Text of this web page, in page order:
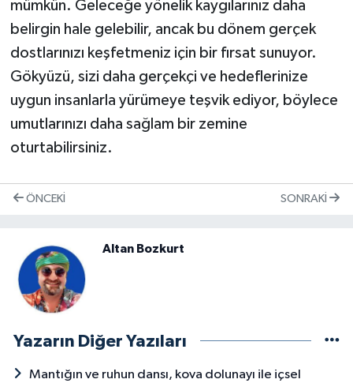
mümkün. Geleceğe yönelik kaygılarınız daha
belirgin hale gelebilir, ancak bu dönem gerçek
dostlarınızı keşfetmeniz için bir fırsat sunuyor.
Gökyüzü, sizi daha gerçekçi ve hedeflerinize
uygun insanlarla yürümeye teşvik ediyor, böylece
umutlarınızı daha sağlam bir zemine
oturtabilirsiniz.
ÖNCEKI SONRAKI
Altan Bozkurt
Yazarın Diğer Yazıları
Mantığın ve ruhun dansı, kova dolunayı ile içsel